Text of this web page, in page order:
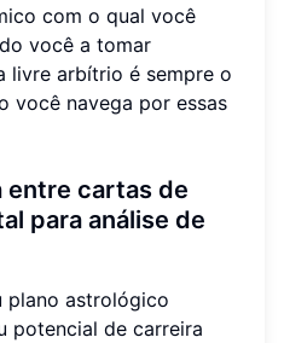
com o qual você
você a tomar
livre arbítrio é sempre o
você navega por essas
entre cartas de
para análise de
plano astrológico
potencial de carreira